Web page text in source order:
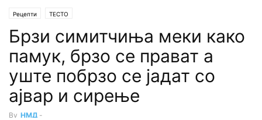
Рецепти ТЕСТО
Брзи симитчиња меки како
памук, брзо се прават а
уште побрзо се јадат со
ајвар и сирење
By НМД -